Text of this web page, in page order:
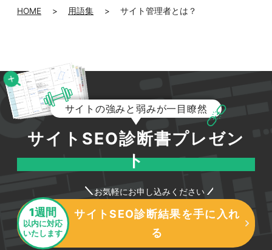
HOME > 用語集 > サイト管理者とは？
サイトの強みと弱みが一目瞭然
サイトSEO診断書プレゼン
ト
お気軽にお申し込みください
1週間
以内に対応
いたします
サイトSEO診断結果を手に入れ
る